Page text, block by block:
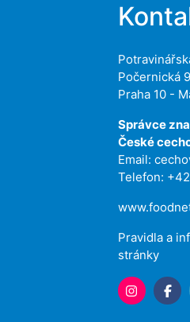
Počernická
Praha 10 -
Správce
České
Email:
Telefon:
Pravidla a
stránky